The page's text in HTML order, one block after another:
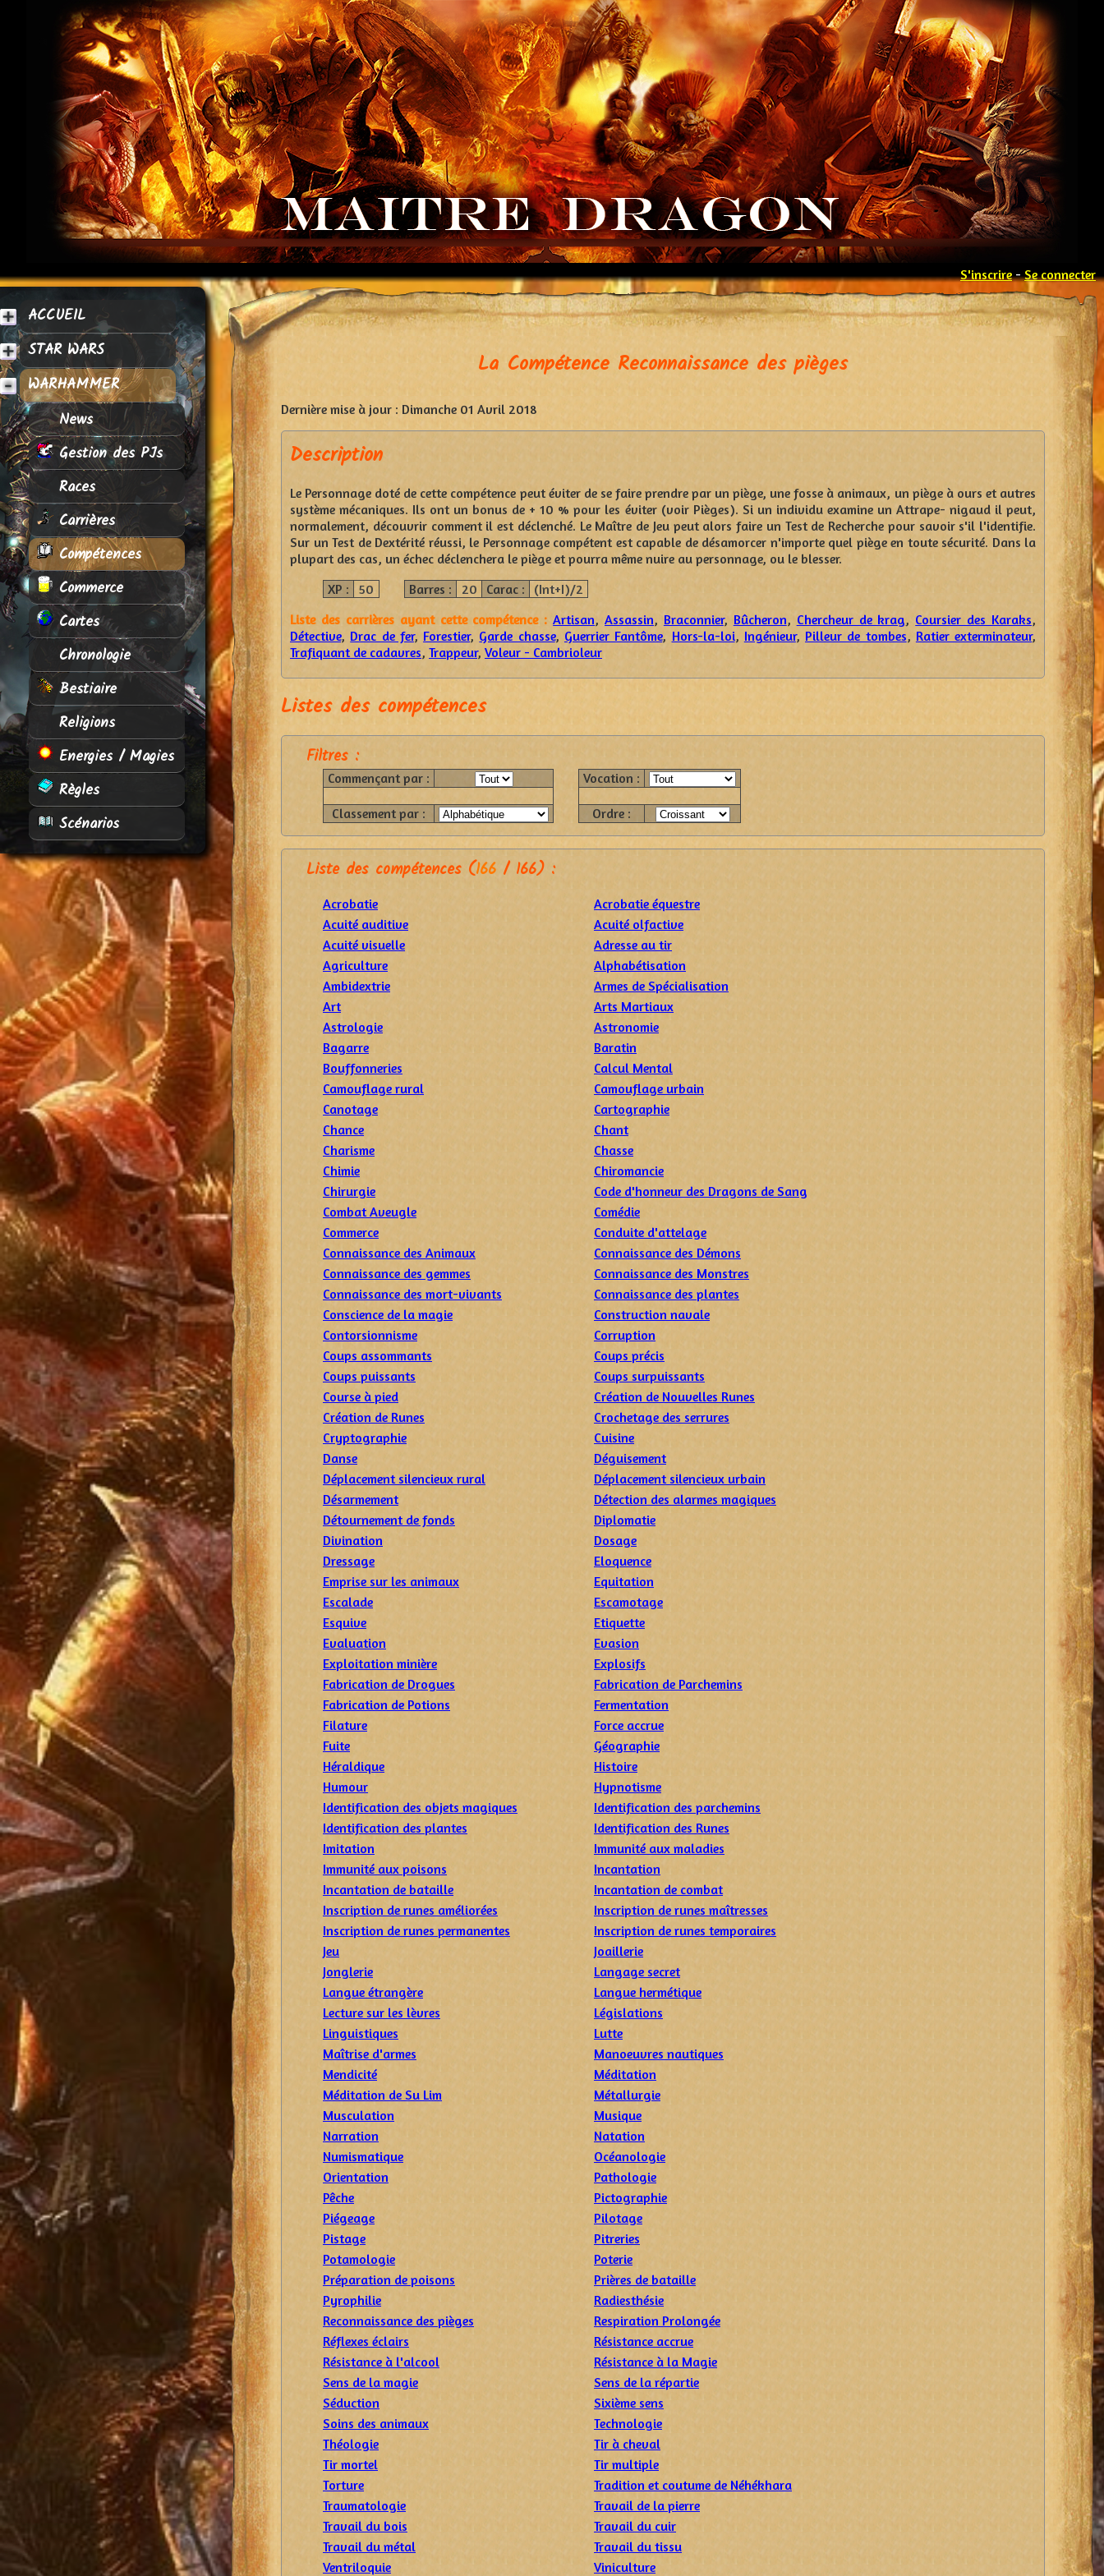
ACCUEIL
STAR WARS
WARHAMMER
News
Gestion des PJs
Races
Carrières
Compétences
Commerce
Cartes
Chronologie
Bestiaire
Religions
Energies / Magies
Règles
Scénarios
S'inscrire-Se connecter
La Compétence Reconnaissance des pièges
Dernière mise à jour : Dimanche 01 Avril 2018
Description
Le Personnage doté de cette compétence peut éviter de se faire prendre par un piège, une fosse à animaux, un piège à ours et autres
système mécaniques. Ils ont un bonus de + 10 % pour les éviter (voir Pièges). Si un individu examine un Attrape- nigaud il peut,
normalement, découvrir comment il est déclenché. Le Maître de Jeu peut alors faire un Test de Recherche pour savoir s'il l'identifie.
Sur un Test de Dextérité réussi, le Personnage compétent est capable de désamorcer n'importe quel piège en toute sécurité. Dans la
plupart des cas, un échec déclenchera le piège et pourra même nuire au personnage, ou le blesser.
XP :
50 Barres : 20 Carac :
(Int+I)/2
Liste des carrières ayant cette compétence : Artisan, Assassin, Braconnier, Bûcheron, Chercheur de krag, Coursier des Karaks,
Détective, Drac de fer, Forestier, Garde chasse, Guerrier Fantôme, Hors-la-loi, Ingénieur, Pilleur de tombes, Ratier exterminateur,
Trafiquant de cadavres, Trappeur, Voleur - Cambrioleur
Listes des compétences
Filtres :
Commençant par : Vocation :
Classement par : Ordre :
Liste des compétences (166 / 166) :
Acrobatie
Acrobatie équestre
Acuité auditive
Acuité olfactive
Acuité visuelle
Adresse au tir
Agriculture
Alphabétisation
Ambidextrie
Armes de Spécialisation
Art
Arts Martiaux
Astrologie
Astronomie
Bagarre
Baratin
Bouffonneries
Calcul Mental
Camouflage rural
Camouflage urbain
Canotage
Cartographie
Chance
Chant
Charisme
Chasse
Chimie
Chiromancie
Chirurgie
Code d'honneur des Dragons de Sang
Combat Aveugle
Comédie
Commerce
Conduite d'attelage
Connaissance des Animaux
Connaissance des Démons
Connaissance des gemmes
Connaissance des Monstres
Connaissance des mort-vivants
Connaissance des plantes
Conscience de la magie
Construction navale
Contorsionnisme
Corruption
Coups assommants
Coups précis
Coups puissants
Coups surpuissants
Course à pied
Création de Nouvelles Runes
Création de Runes
Crochetage des serrures
Cryptographie
Cuisine
Danse
Déguisement
Déplacement silencieux rural
Déplacement silencieux urbain
Désarmement
Détection des alarmes magiques
Détournement de fonds
Diplomatie
Divination
Dosage
Dressage
Eloquence
Emprise sur les animaux
Equitation
Escalade
Escamotage
Esquive
Etiquette
Evaluation
Evasion
Exploitation minière
Explosifs
Fabrication de Drogues
Fabrication de Parchemins
Fabrication de Potions
Fermentation
Filature
Force accrue
Fuite
Géographie
Héraldique
Histoire
Humour
Hypnotisme
Identification des objets magiques
Identification des parchemins
Identification des plantes
Identification des Runes
Imitation
Immunité aux maladies
Immunité aux poisons
Incantation
Incantation de bataille
Incantation de combat
Inscription de runes améliorées
Inscription de runes maîtresses
Inscription de runes permanentes
Inscription de runes temporaires
Jeu
Joaillerie
Jonglerie
Langage secret
Langue étrangère
Langue hermétique
Lecture sur les lèvres
Législations
Linguistiques
Lutte
Maîtrise d'armes
Manoeuvres nautiques
Mendicité
Méditation
Méditation de Su Lim
Métallurgie
Musculation
Musique
Narration
Natation
Numismatique
Océanologie
Orientation
Pathologie
Pêche
Pictographie
Piégeage
Pilotage
Pistage
Pitreries
Potamologie
Poterie
Préparation de poisons
Prières de bataille
Pyrophilie
Radiesthésie
Reconnaissance des pièges
Respiration Prolongée
Réflexes éclairs
Résistance accrue
Résistance à l'alcool
Résistance à la Magie
Sens de la magie
Sens de la répartie
Séduction
Sixième sens
Soins des animaux
Technologie
Théologie
Tir à cheval
Tir mortel
Tir multiple
Torture
Tradition et coutume de Néhékhara
Traumatologie
Travail de la pierre
Travail du bois
Travail du cuir
Travail du métal
Travail du tissu
Ventriloquie
Viniculture